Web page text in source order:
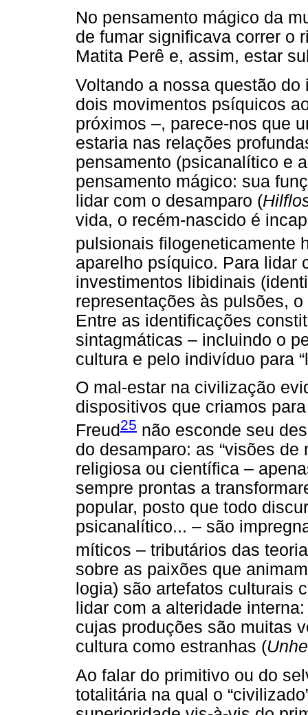
No pensamento mágico da
de fumar significava correr o
Matita Perê e, assim, estar
Voltando a nossa questão
dois movimentos psíquicos
próximos –, parece-nos que
estaria nas relações
pensamento (psicanalítico e
pensamento mágico: sua
lidar com o desamparo (
vida, o recém-nascido é
pulsionais filogeneticamente
aparelho psíquico. Para lidar
investimentos libidinais
representações às pulsões,
Entre as identificações
sintagmáticas – incluindo o
cultura e pelo indivíduo para
O mal-estar na civilização
dispositivos que criamos
Freud 25 não esconde seu
do desamparo: as “visões de
religiosa ou científica –
sempre prontas a
popular, posto que todo
psicanalítico... – são
míticos – tributários das
sobre as paixões que
logia) são artefatos culturais
lidar com a alteridade
cujas produções são muitas
cultura como estranhas (
Ao falar do primitivo ou do
totalitária na qual o